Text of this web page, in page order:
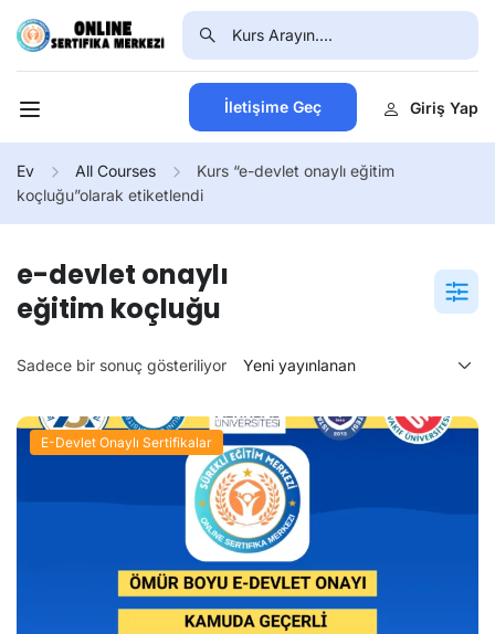
İletişime Geç Giriş Yap
Ev All Courses
Kurs “e-devlet onaylı eğitim
koçluğu”olarak etiketlendi
e-devlet onaylı
eğitim koçluğu
Sadece bir sonuç gösteriliyor
E-Devlet Onaylı Sertifikalar